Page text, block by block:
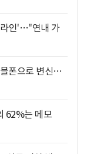
라인'…"연내 가
폰으로 변신…
62%는 메모